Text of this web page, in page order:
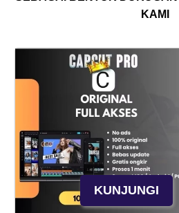
KAMI
KUNJUNGI